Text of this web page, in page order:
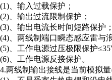
(1)、输入过载保护；
(2)、输出过流限制保护；
(3)、输出电流长时间短路保护；
(4)、两线制端口瞬态感应雷与
(5)、工作电源过压极限保护
(6)、工作电源反接保护。
4.两线制输出接线是当前模拟